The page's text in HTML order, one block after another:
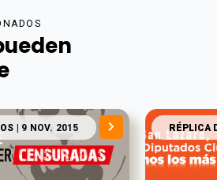
| 9 NOV. 2015 RÉPLICA